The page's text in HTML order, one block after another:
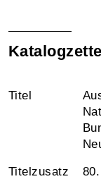
Titel
Titelzusatz